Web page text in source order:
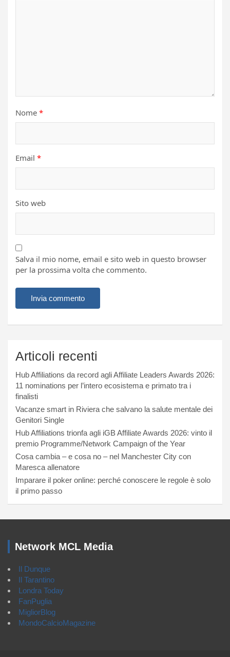
Nome *
Email *
Sito web
Salva il mio nome, email e sito web in questo browser
per la prossima volta che commento.
Articoli recenti
Hub Affiliations da record agli Affiliate Leaders Awards 2026:
11 nominations per l’intero ecosistema e primato tra i
finalisti
Vacanze smart in Riviera che salvano la salute mentale dei
Genitori Single
Hub Affiliations trionfa agli iGB Affiliate Awards 2026: vinto il
premio Programme/Network Campaign of the Year
Cosa cambia – e cosa no – nel Manchester City con
Maresca allenatore
Imparare il poker online: perché conoscere le regole è solo
il primo passo
Network MCL Media
Il Dunque
Il Tarantino
Londra Today
FanPuglia
MigliorBlog
MondoCalcioMagazine